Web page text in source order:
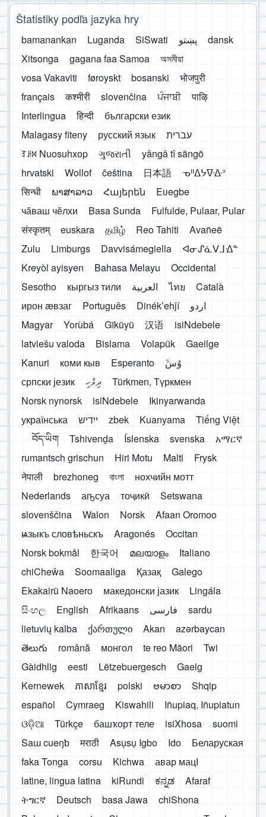
Štatistiky podľa jazyka hry
bamanankan Luganda SiSwati پښتو
dansk
Xitsonga
gagana faa Samoa
অসমীয়া
vosa Vakaviti
føroyskt bosanski
भोजपुरी
français
कश्मीरी slovenčina ਪੰਜਾਬੀ
पाऴि
Interlingua
हिन्दी
български език
Malagasy fiteny
русский язык
עברית
ꆈꌠ꒿ Nuosuhxop
ગુજરાતી
yângâ tî sängö
hrvatski
Wollof čeština 日本語
ᓀᐦᐃᔭᐍᐏᐣ
सिन्धी
ພາສາລາວ Հայերեն
Eʋegbe
чӑваш чӗлхи
Basa Sunda
Fulfulde, Pulaar, Pular
संस्कृतम्
euskara தமிழ் Reo Tahiti
Avañeẽ
Zulu
Limburgs Davvisámegiella
ᐊᓂᔑᓈᐯᒧᐎᓐ
Kreyòl ayisyen
Bahasa Melayu
Occidental
Sesotho
кыргыз тили العربية ไทย
Català
ирон æвзаг
Português Dinékʼehǰí
اردو
Magyar
Yorùbá Gĩkũyũ 汉语
isiNdebele
latviešu valoda
Bislama Volapük
Gaeilge
Kanuri
коми кыв Esperanto
َوُسَ
српски језик
ދިވެހި
Türkmen, Түркмен
Norsk nynorsk
isiNdebele
Ikinyarwanda
українська
ייִדיש zbek Kuanyama
Tiếng Việt
བོད་ཡིག
Tshivenḓa Íslenska svenska
አማርኛ
rumantsch grischun
Hiri Motu Malti
Frysk
नेपाली
brezhoneg বাংলা
нохчийн мотт
Nederlands
аҧсуа тоҷикӣ
Setswana
slovenščina
Walon Norsk
Afaan Oromoo
ѩзыкъ словѣньскъ
Aragonés
Occitan
Norsk bokmål
한국어 മലയാളം
Italiano
chiCheŵa
Soomaaliga Қазақ
Galego
Ekakairũ Naoero
македонски јазик
Lingála
සිංහල
English Afrikaans فارسی
sardu
lietuvių kalba
ქართული Akan
azərbaycan
తెలుగు
română монгол te reo Māori
Twi
Gàidhlig
eesti Lëtzebuergesch
Gaelg
Kernewek
ភាសាខ្មែរ polski ဗမာစာ
Shqip
español
Cymraeg Kiswahili
Iñupiaq, Iñupiatun
ଓଡ଼ିଆ
Türkçe башҡорт теле isiXhosa
suomi
Saɯ cueŋƅ
मराठी Asụsụ Igbo Ido
Беларуская
faka Tonga
corsu Kichwa
авар мацӀ
latine, lingua latina
kiRundi ಕನ್ನಡ
Afaraf
ትግርኛ
Deutsch basa Jawa
chiShona